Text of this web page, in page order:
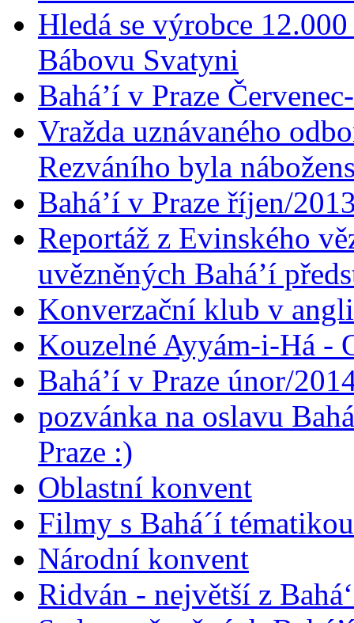
Hledá se výrobce
Bábovu Svatyni
Bahá’í v Praze
Vražda uznávaného
Rezváního byla
Bahá’í v Praze říjen/
Reportáž z Evinského
uvězněných Bahá’í
Konverzační klub v
Kouzelné Ayyám-i-Há -
Bahá’í v Praze únor/
pozvánka na oslavu
Praze :)
Oblastní konvent
Filmy s Bahá´í
Národní konvent
Ridván - největší z